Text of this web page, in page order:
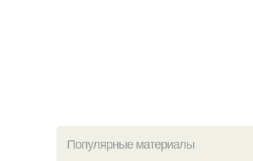
Популярные материалы